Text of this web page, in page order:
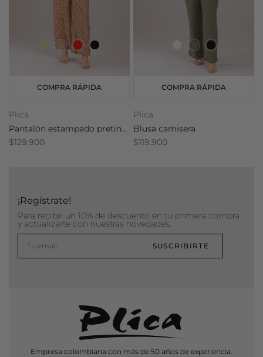
COMPRA RÁPIDA
Plica
Pantalón estampado pretina resortada
$129.900
COMPRA RÁPIDA
Plica
Blusa camisera
$119.900
¡Regístrate!
Para recibir un 10% de descuento en tu primera compra
y actualizarte con nuestras novedades.
SUSCRIBIRTE
Empresa colombiana con más de 50 años de experiencia.